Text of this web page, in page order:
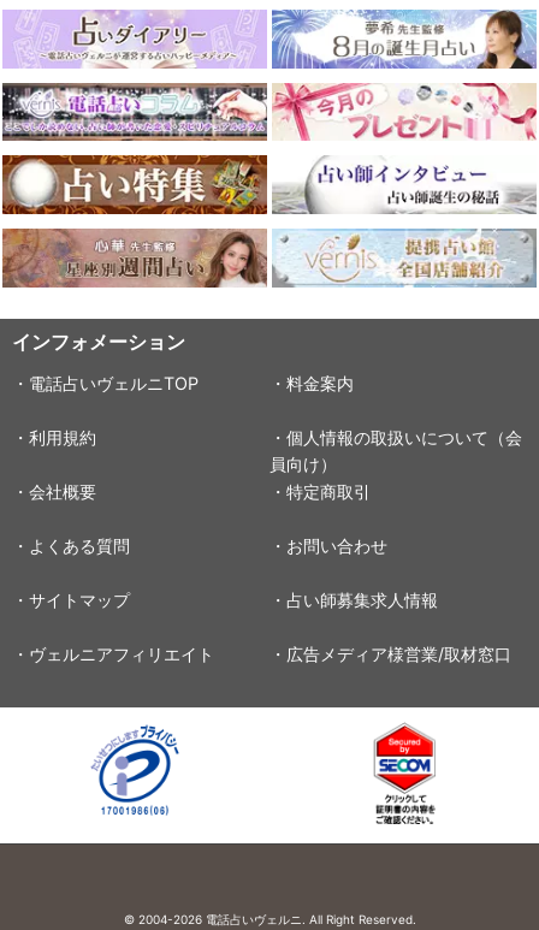
インフォメーション
・電話占いヴェルニTOP ・料金案内
・利用規約
・個人情報の取扱いについて（会
員向け）
・会社概要
・特定商取引
・よくある質問 ・お問い合わせ
・サイトマップ ・占い師募集求人情報
・ヴェルニアフィリエイト ・広告メディア様営業/取材窓口
© 2004-2026 電話占いヴェルニ. All Right Reserved.